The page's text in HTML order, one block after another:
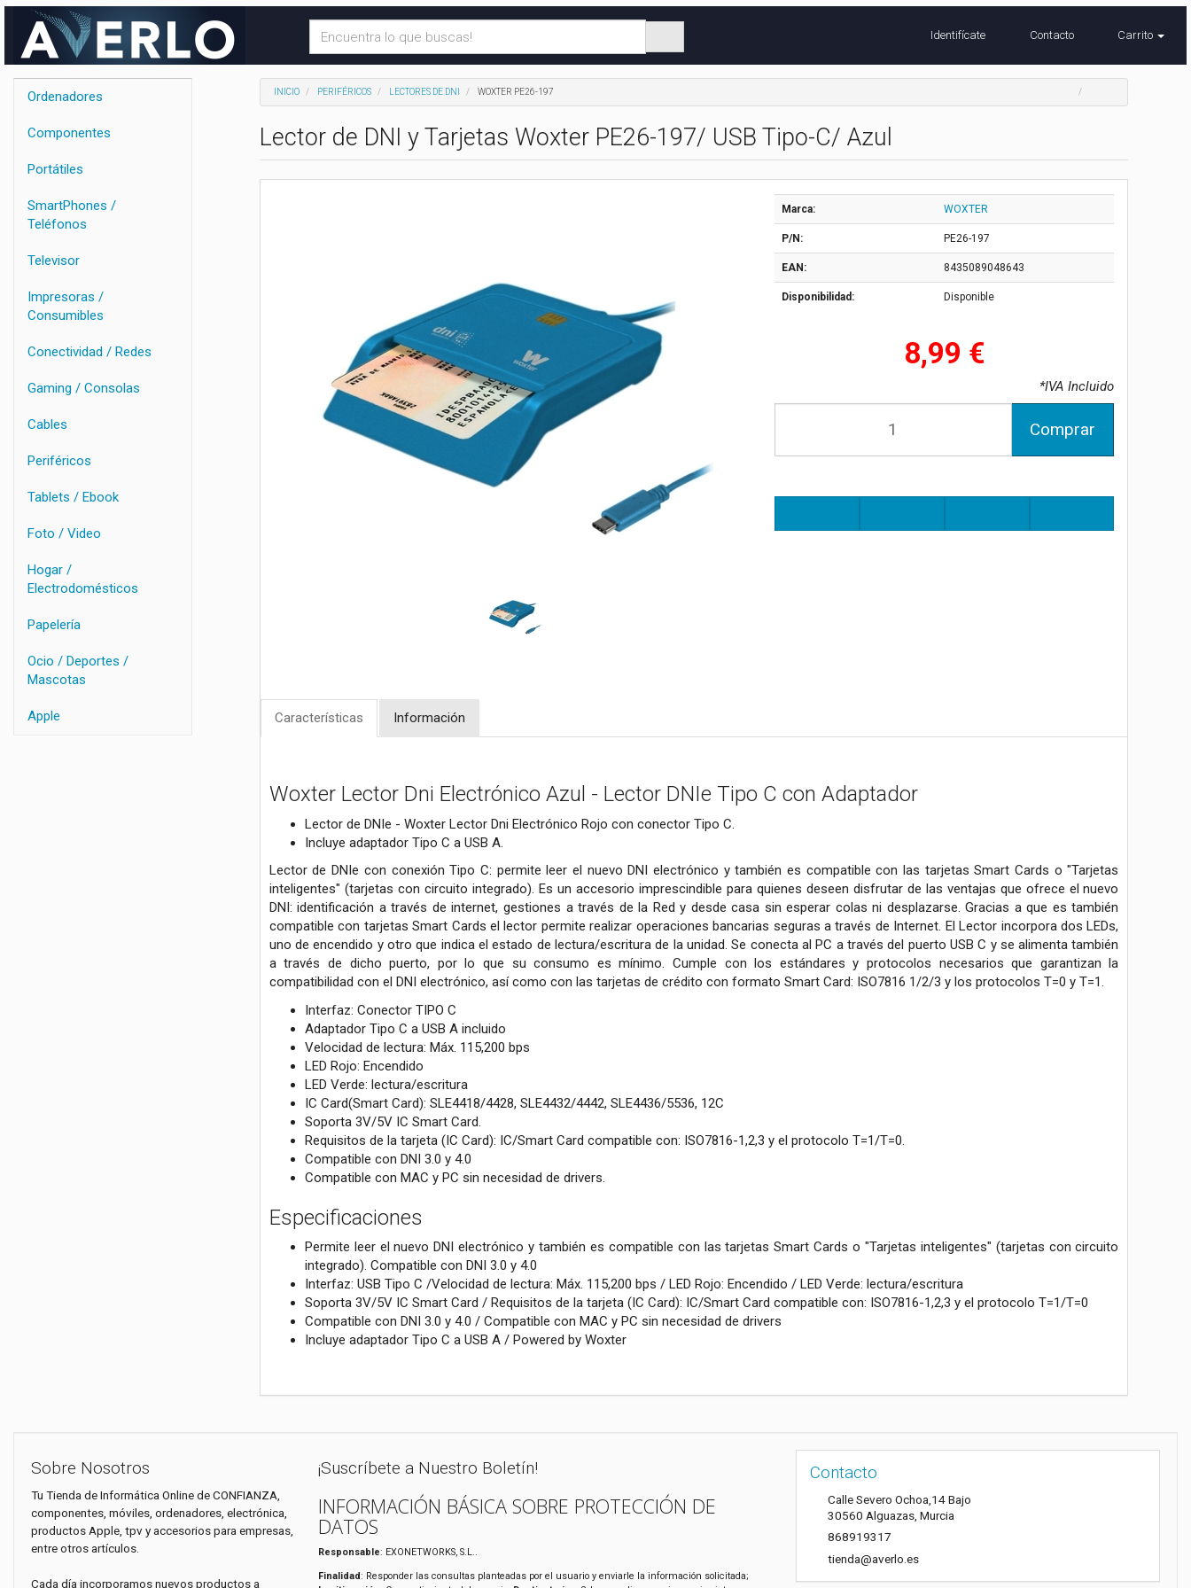
Identifícate Contacto Carrito
Ordenadores
Componentes
Portátiles
SmartPhones /
Teléfonos
Televisor
Impresoras /
Consumibles
Conectividad / Redes
Gaming / Consolas
Cables
Periféricos
Tablets / Ebook
Foto / Video
Hogar /
Electrodomésticos
Papelería
Ocio / Deportes /
Mascotas
Apple
INICIO PERIFÉRICOS LECTORES DE DNI WOXTER PE26-197
Lector de DNI y Tarjetas Woxter PE26-197/ USB Tipo-C/ Azul
Marca: WOXTER
P/N: PE26-197
EAN: 8435089048643
Disponibilidad: Disponible
8,99 €
*IVA Incluido
Comprar
Características Información
Woxter Lector Dni Electrónico Azul - Lector DNIe Tipo C con Adaptador
Lector de DNIe - Woxter Lector Dni Electrónico Rojo con conector Tipo C.
Incluye adaptador Tipo C a USB A.
Lector de DNIe con conexión Tipo C: permite leer el nuevo DNI electrónico y también es compatible con las tarjetas Smart Cards o "Tarjetas
inteligentes" (tarjetas con circuito integrado). Es un accesorio imprescindible para quienes deseen disfrutar de las ventajas que ofrece el nuevo
DNI: identificación a través de internet, gestiones a través de la Red y desde casa sin esperar colas ni desplazarse. Gracias a que es también
compatible con tarjetas Smart Cards el lector permite realizar operaciones bancarias seguras a través de Internet. El Lector incorpora dos LEDs,
uno de encendido y otro que indica el estado de lectura/escritura de la unidad. Se conecta al PC a través del puerto USB C y se alimenta también
a través de dicho puerto, por lo que su consumo es mínimo. Cumple con los estándares y protocolos necesarios que garantizan la
compatibilidad con el DNI electrónico, así como con las tarjetas de crédito con formato Smart Card: ISO7816 1/2/3 y los protocolos T=0 y T=1.
Interfaz: Conector TIPO C
Adaptador Tipo C a USB A incluido
Velocidad de lectura: Máx. 115,200 bps
LED Rojo: Encendido
LED Verde: lectura/escritura
IC Card(Smart Card): SLE4418/4428, SLE4432/4442, SLE4436/5536, 12C
Soporta 3V/5V IC Smart Card.
Requisitos de la tarjeta (IC Card): IC/Smart Card compatible con: ISO7816-1,2,3 y el protocolo T=1/T=0.
Compatible con DNI 3.0 y 4.0
Compatible con MAC y PC sin necesidad de drivers.
Especificaciones
Permite leer el nuevo DNI electrónico y también es compatible con las tarjetas Smart Cards o "Tarjetas inteligentes" (tarjetas con circuito
integrado). Compatible con DNI 3.0 y 4.0
Interfaz: USB Tipo C /Velocidad de lectura: Máx. 115,200 bps / LED Rojo: Encendido / LED Verde: lectura/escritura
Soporta 3V/5V IC Smart Card / Requisitos de la tarjeta (IC Card): IC/Smart Card compatible con: ISO7816-1,2,3 y el protocolo T=1/T=0
Compatible con DNI 3.0 y 4.0 / Compatible con MAC y PC sin necesidad de drivers
Incluye adaptador Tipo C a USB A / Powered by Woxter
Sobre Nosotros
Tu Tienda de Informática Online de CONFIANZA,
componentes, móviles, ordenadores, electrónica,
productos Apple, tpv y accesorios para empresas,
entre otros artículos.
Cada día incorporamos nuevos productos a
¡Suscríbete a Nuestro Boletín!
INFORMACIÓN BÁSICA SOBRE PROTECCIÓN DE
DATOS
Responsable: EXONETWORKS, S.L..
Finalidad: Responder las consultas planteadas por el usuario y enviarle la información solicitada;
Contacto
Calle Severo Ochoa,14 Bajo
30560 Alguazas, Murcia
868919317
tienda@averlo.es